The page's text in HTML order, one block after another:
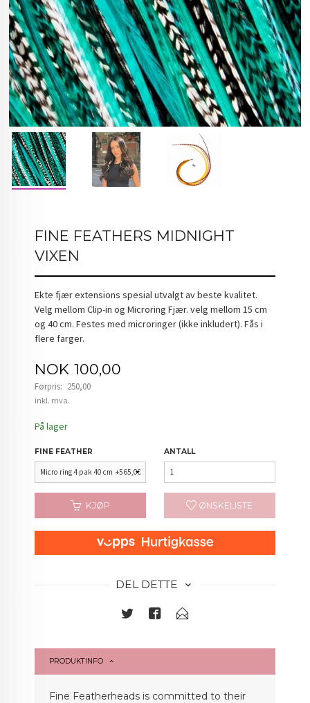
FINE FEATHERS MIDNIGHT
VIXEN
Ekte fjær extensions spesial utvalgt av beste kvalitet.
Velg mellom Clip-in og Microring Fjær. velg mellom 15 cm
og 40 cm. Festes med microringer (ikke inkludert). Fås i
flere farger.
Tilbud
NOK 100,00
Førpris: 250,00
Rabatt
inkl. mva.
På lager
FINE FEATHER ANTALL
KJØP ØNSKELISTE
DEL DETTE
PRODUKTINFO
Fine Featherheads is committed to their